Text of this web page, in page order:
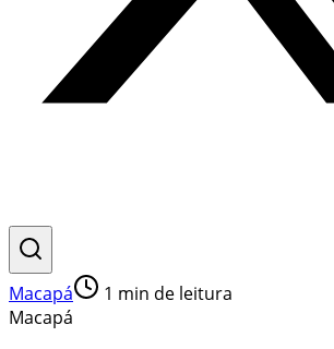
Macapá 1 min de leitura
Macapá